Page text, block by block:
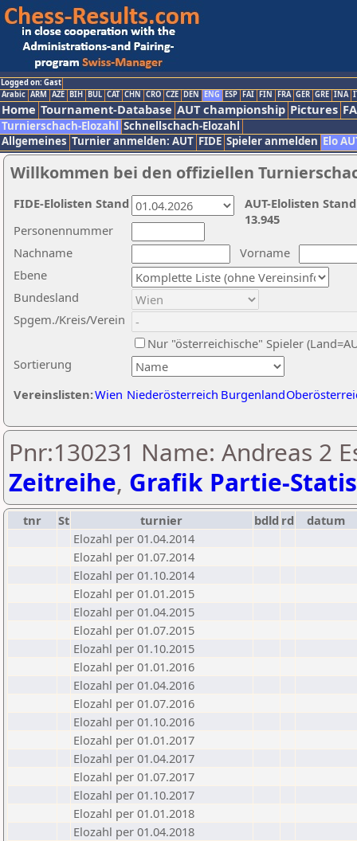
Logged on: Gast
Arabic ARM AZE BIH BUL CAT CHN CRO CZE DEN ENG ESP FAI FIN FRA GER GRE INA
Home Tournament-Database AUT championship Pictures
Turnierschach-Elozahl Schnellschach-Elozahl
Allgemeines Turnier anmelden: AUT FIDE Spieler anmelden Elo
Willkommen bei den offiziellen
Nachname
Vorname
Ebene
Sortierung
Personennummer
Bundesland
Spgem./Kreis/Verein
Nur "österreichische" Spieler
Vereinslisten:Wien Niederösterreich Burgenland
AUT-Elolisten
13.945
FIDE-Elolisten Stand
Pnr:130231 Name: Andreas 2
Zeitreihe, Grafik Partie-
tnr St turnier bdld rd
datum
Elozahl per 01.04.2014
Elozahl per 01.07.2014
Elozahl per 01.10.2014
Elozahl per 01.01.2015
Elozahl per 01.04.2015
Elozahl per 01.07.2015
Elozahl per 01.10.2015
Elozahl per 01.01.2016
Elozahl per 01.04.2016
Elozahl per 01.07.2016
Elozahl per 01.10.2016
Elozahl per 01.01.2017
Elozahl per 01.04.2017
Elozahl per 01.07.2017
Elozahl per 01.10.2017
Elozahl per 01.01.2018
Elozahl per 01.04.2018